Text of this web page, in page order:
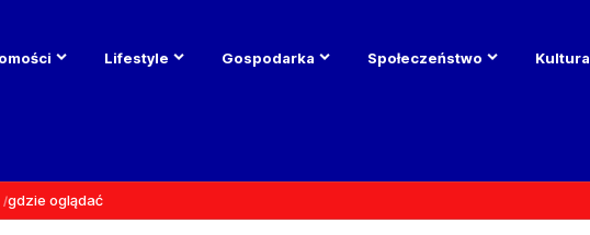
Lifestyle Gospodarka Społeczeństwo Kultura
gdzie oglądać